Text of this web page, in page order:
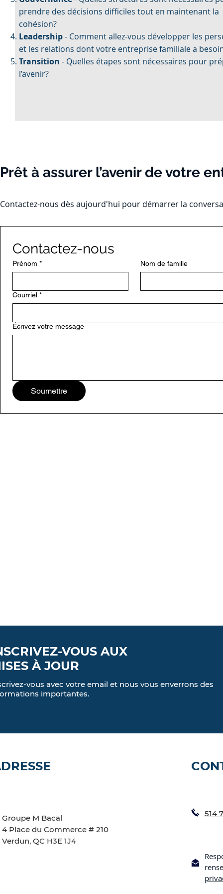
prendre des décisions difficiles tout en maintenant la
cohésion?
Leadership- Comment allez-vous développer les
et les relations dont votre entreprise familiale a
Transition - Quelles étapes sont nécessaires pour
l’avenir?
Prêt à assurer l’avenir de votre
Contactez-nous dès aujourd'hui pour démarrer la
Contactez-nous
Prénom * Nom de famille
Courriel *
Écrivez votre message
Soumettre
VOUS AUX
À JOUR
vous avec votre email et nous vous enverrons des
importantes.
Groupe M Bacal
4 Place du Commerce # 210
Verdun, QC H3E 1J4
514